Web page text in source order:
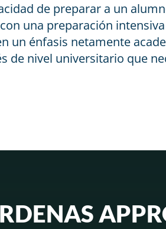
de preparar a un
una preparación
un énfasis netamente
de nivel universitario que